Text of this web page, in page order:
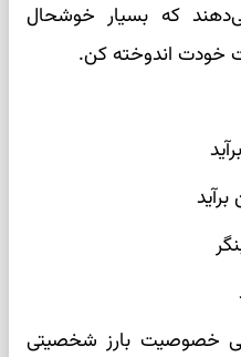
که بسیار خوشحال
خودت اندوخته کن.
خصوصیت بارز شخصیتی